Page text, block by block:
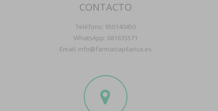
CONTACTO
Teléfono: 950140450
WhatsApp: 681635571
Email: info@farmaciapilarica.es